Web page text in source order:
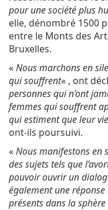
pour une société plus
elle, dénombré 1500
entre le Monts des
Bruxelles.
«Nous marchons en
qui souffrent« , ont
personnes qui n’ont
femmes qui souffrent
qui estiment que leur
ont-ils poursuivi.
«Nous manifestons en
des sujets tels que
pouvoir ouvrir un
également une
présents dans la